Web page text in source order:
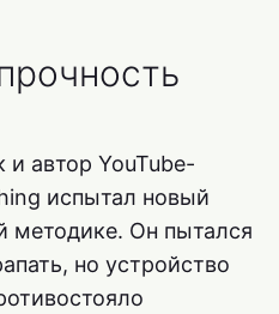
и автор YouTube-
испытал новый
методике. Он пытался
но устройство